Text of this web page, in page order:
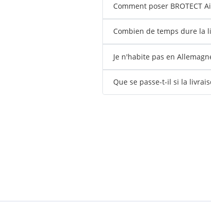
Comment poser BROTECT
Combien de temps dure la
Je n'habite pas en
Que se passe-t-il si la